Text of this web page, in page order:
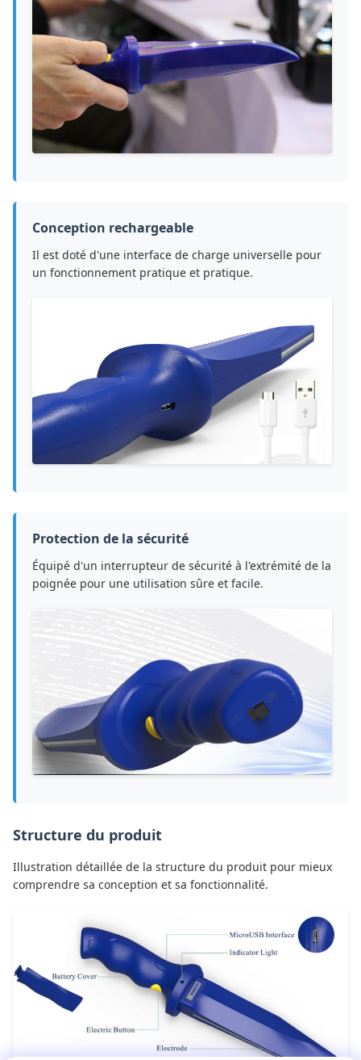
Conception rechargeable
Il est doté d'une interface de charge universelle pour
un fonctionnement pratique et pratique.
Protection de la sécurité
Équipé d'un interrupteur de sécurité à l'extrémité de la
poignée pour une utilisation sûre et facile.
Structure du produit
Illustration détaillée de la structure du produit pour mieux
comprendre sa conception et sa fonctionnalité.